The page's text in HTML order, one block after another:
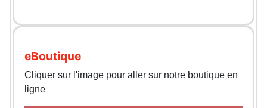
eBoutique
Cliquer sur l'image pour aller sur notre boutique en
ligne